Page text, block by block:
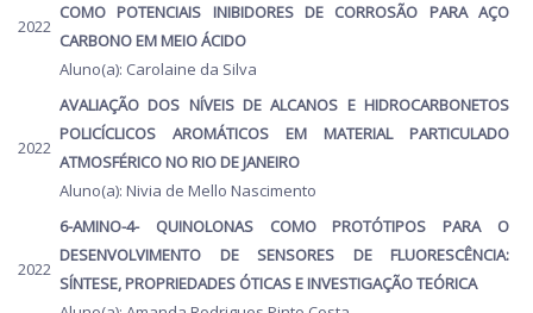
2022
COMO POTENCIAIS INIBIDORES DE CORROSÃO PARA AÇO
CARBONO EM MEIO ÁCIDO
Aluno(a): Carolaine da Silva
2022
AVALIAÇÃO DOS NÍVEIS DE ALCANOS E HIDROCARBONETOS
POLICÍCLICOS AROMÁTICOS EM MATERIAL PARTICULADO
ATMOSFÉRICO NO RIO DE JANEIRO
Aluno(a): Nivia de Mello Nascimento
2022
6-AMINO-4- QUINOLONAS COMO PROTÓTIPOS PARA O
DESENVOLVIMENTO DE SENSORES DE FLUORESCÊNCIA:
SÍNTESE, PROPRIEDADES ÓTICAS E INVESTIGAÇÃO TEÓRICA